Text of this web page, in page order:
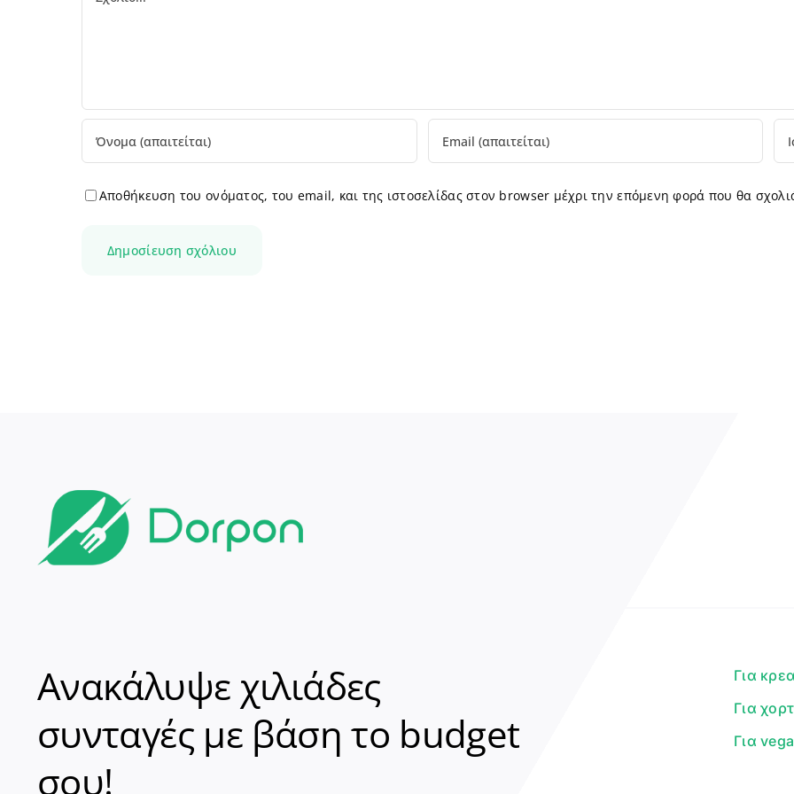
Αποθήκευση του ονόματος, του email, και της ιστοσελίδας στον browser μέχρι την επόμενη φορά που θα
Ανακάλυψε χιλιάδες
συνταγές με βάση το budget
σου!
Για
Για
Για